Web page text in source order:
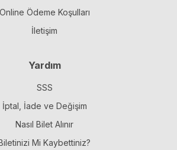
Online Ödeme Koşulları
İletişim
Yardım
SSS
İptal, İade ve Değişim
Nasıl Bilet Alınır
Mi Kaybettiniz?